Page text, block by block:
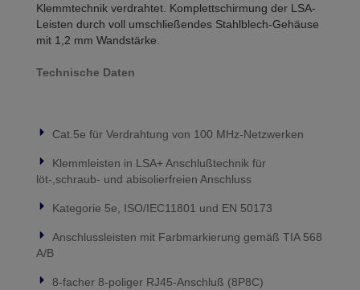
Klemmtechnik verdrahtet. Komplettschirmung der LSA-
Leisten durch voll umschließendes Stahlblech-Gehäuse
mit 1,2 mm Wandstärke.
Technische Daten
Cat.5e für Verdrahtung von 100 MHz-Netzwerken
Klemmleisten in LSA+ Anschlußtechnik für
löt-,schraub- und abisolierfreien Anschluss
Kategorie 5e, ISO/IEC11801 und EN 50173
Anschlussleisten mit Farbmarkierung gemäß TIA 568
A/B
8-facher 8-poliger RJ45-Anschluß (8P8C)